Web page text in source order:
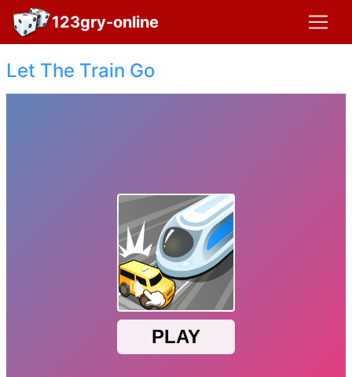
123gry-online
Let The Train Go